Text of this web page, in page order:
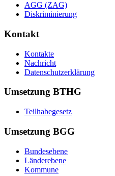
AGG (ZAG)
Diskriminierung
Kontakt
Kontakte
Nachricht
Datenschutzerklärung
Umsetzung BTHG
Teilhabegesetz
Umsetzung BGG
Bundesebene
Länderebene
Kommune